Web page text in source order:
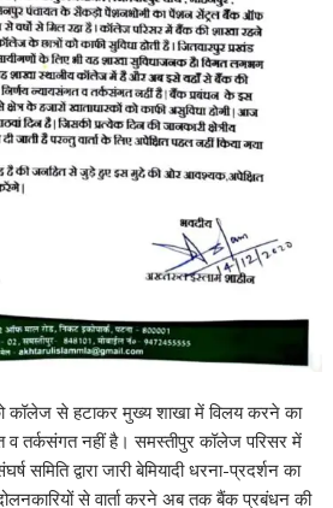
कॉलेज से हटाकर मुख्य शाखा में विलय करने का
व तर्कसंगत नहीं है। समस्तीपुर कॉलेज परिसर में
द्वारा जारी बेमियादी धरना-प्रदर्शन का
से वार्ता करने अब तक बैंक प्रबंधन की